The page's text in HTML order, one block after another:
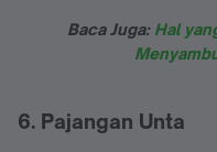
Baca Juga: Hal
6. Pajangan Unta